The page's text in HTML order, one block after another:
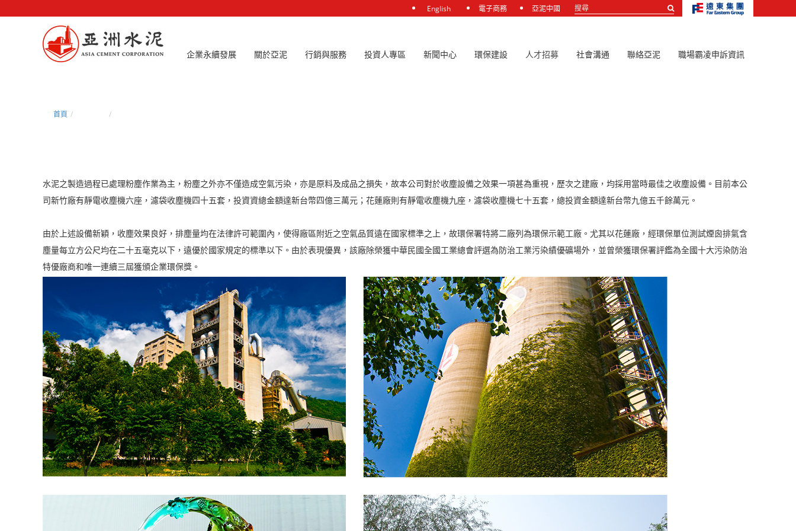
English 電子商務 亞泥中國
搜
企業永續發展 關於亞泥 行銷與服務 投資人專區 新聞中心 環保建設 人才招募 社會溝通 聯絡亞泥 職場霸凌申訴資訊
首頁
水泥之製造過程已處理粉塵作業為主，粉塵之外亦不僅造成空氣污染，亦是原料及成品之損失，故本公司對於收塵設備之效果一項甚為重視，歷次之建廠，均採用當時最佳之收塵設備。目前本公
司新竹廠有靜電收塵機六座，濾袋收塵機四十五套，投資資總金額達新台幣四億三萬元；花蓮廠則有靜電收塵機九座，濾袋收塵機七十五套，總投資金額達新台幣九億五千餘萬元。
由於上述設備新穎，收塵效果良好，排塵量均在法律許可範圍內，使得廠區附近之空氣品質遠在國家標準之上，故環保署特將二廠列為環保示範工廠。尤其以花蓮廠，經環保單位測試煙囪排氣含
塵量每立方公尺均在二十五毫克以下，遠優於國家規定的標準以下。由於表現優異，該廠除榮獲中華民國全國工業總會評選為防治工業污染績優礦場外，並曾榮獲環保署評鑑為全國十大污染防治
特優廠商和唯一連續三屆獲頒企業環保獎。